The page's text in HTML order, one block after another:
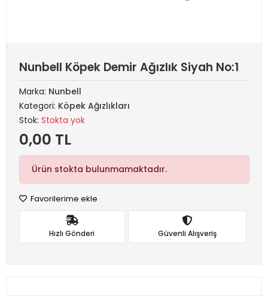
Nunbell Köpek Demir Ağızlık Siyah No:1
Marka: Nunbell
Kategori: Köpek Ağızlıkları
Stok: Stokta yok
0,00 TL
Ürün stokta bulunmamaktadır.
Favorilerime ekle
Hızlı Gönderi Güvenli Alışveriş